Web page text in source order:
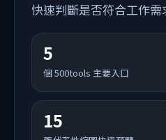
快速判斷是否符合工作需
5
個 500tools 主要入口
15